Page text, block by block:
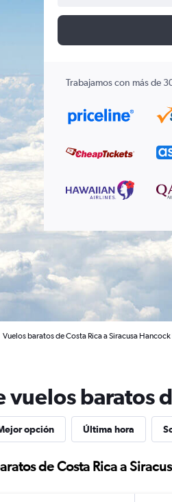
Trabajamos con más de
Vuelos baratos de Costa Rica a Siracusa Hancock
vuelos baratos
opción Última hora
de Costa Rica a